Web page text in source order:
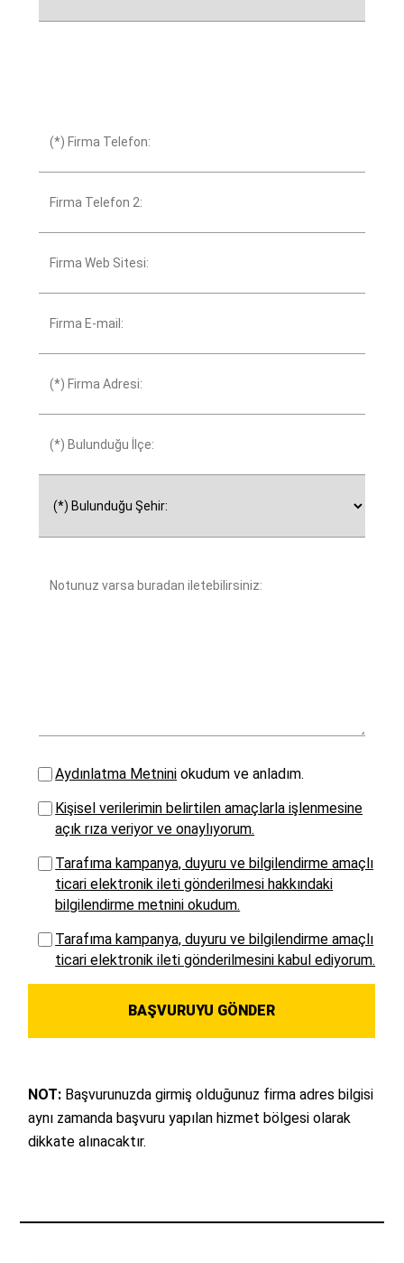
Aydınlatma Metnini okudum ve anladım.
Kişisel verilerimin belirtilen amaçlarla işlenmesine
açık rıza veriyor ve onaylıyorum.
Tarafıma kampanya, duyuru ve bilgilendirme amaçlı
ticari elektronik ileti gönderilmesi hakkındaki
bilgilendirme metnini okudum.
Tarafıma kampanya, duyuru ve bilgilendirme amaçlı
ticari elektronik ileti gönderilmesini kabul ediyorum.
NOT: Başvurunuzda girmiş olduğunuz firma adres bilgisi
aynı zamanda başvuru yapılan hizmet bölgesi olarak
dikkate alınacaktır.